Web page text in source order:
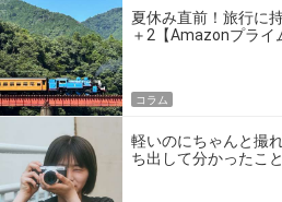
夏休み直前！旅行に
＋2【Amazonプライ
コラム
軽いのにちゃんと撮
ち出して分かったこと